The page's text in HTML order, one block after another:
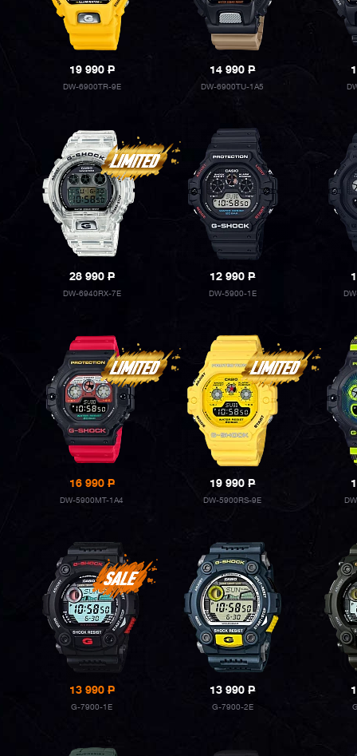
19 990P
DW-6900TR-9E
14 990P
DW-6900TU-1A5
28 990P
DW-6940RX-7E
12 990P
DW-5900-1E
16 990P
DW-5900MT-1A4
19 990P
DW-5900RS-9E
13 990P
G-7900-1E
13 990P
G-7900-2E